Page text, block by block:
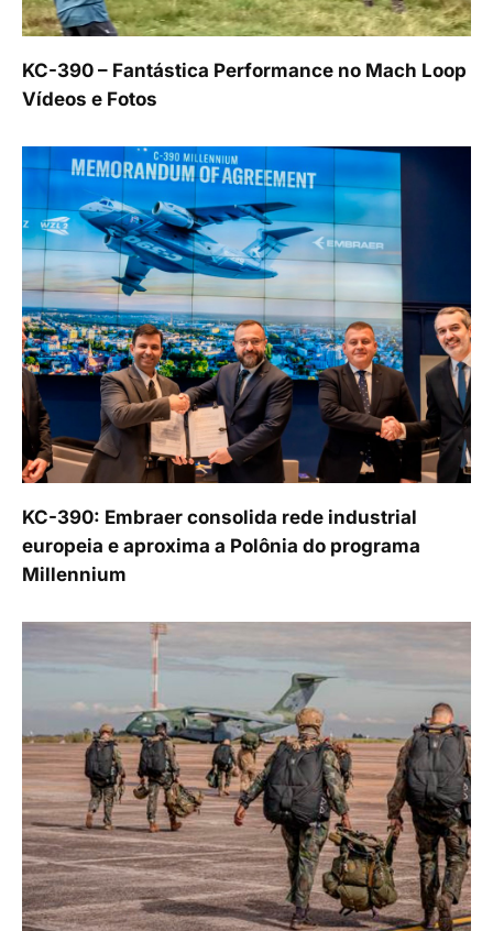
KC-390 – Fantástica Performance no Mach Loop
Vídeos e Fotos
KC-390: Embraer consolida rede industrial
europeia e aproxima a Polônia do programa
Millennium